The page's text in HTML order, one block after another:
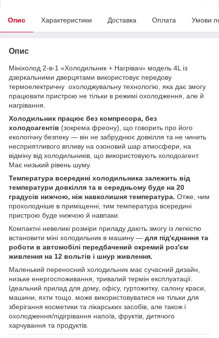
Опис Характеристики Доставка Оплата Умови
Опис
Мініхолод 2-в-1 «Холодильник + Нагрівач» модель 4L із
дзеркальними дверцятами використовує передову
термоелектричну охолоджувальну технологію, яка дає змогу
працювати пристрою не тільки в режимі охолодження, але й
нагрівання.
Холодильник працює без компресора, без
холодоагентів (зокрема фреону), що говорить про його
екологічну безпеку — він не забруднює довкілля та не чинить
несприятливого впливу на озоновий шар атмосфери, на
відміну від холодильників, що використовують холодоагент.
Має низький рівень шуму.
Температура всередині холодильника залежить від
температури довкілля та в середньому буде на 20
градусів нижчою, ніж навколишня температура. Отже, чим
прохолодніше в приміщенні, тим температура всередині
пристрою буде нижчою й навпаки.
Компактні невеликі розміри приладу дають змогу із легкістю
встановити міні холодильник в машину — для під'єднання та
роботи в автомобілі передбачений окремий роз'єм
живлення на 12 вольтів і шнур живлення.
Маленький переносний холодильник має сучасний дизайн,
низьке енергоспоживання, тривалий термін експлуатації.
Ідеальний прилад для дому, офісу, гуртожитку, салону краси,
машини, яхти тощо. може використовуватися не тільки для
зберігання косметики та лікарських засобів, але також і
охолодження/підігрівання напоїв, фруктів, дитячого
харчування та продуктів.